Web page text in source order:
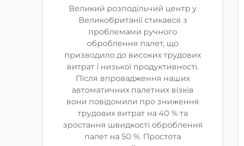
Великий розподільчий центр у
Великобританії стикався з
проблемами ручного
оброблення палет, що
призводило до високих трудових
витрат і низької продуктивності.
Після впровадження наших
автоматичних палетних візків
вони повідомили про зниження
трудових витрат на 40 % та
зростання швидкості оброблення
палет на 50 %. Простота